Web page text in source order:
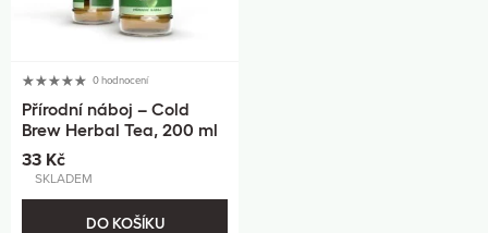
0 hodnocení
Přírodní náboj – Cold
Brew Herbal Tea, 200 ml
33 Kč
SKLADEM
DO KOŠÍKU